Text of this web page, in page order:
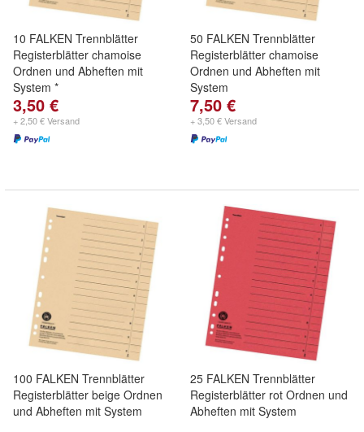
10 FALKEN Trennblätter
Registerblätter chamoise
Ordnen und Abheften mit
System *
3,50 €
+ 2,50 € Versand
50 FALKEN Trennblätter
Registerblätter chamoise
Ordnen und Abheften mit
System
7,50 €
+ 3,50 € Versand
100 FALKEN Trennblätter
Registerblätter beige Ordnen
und Abheften mit System
25 FALKEN Trennblätter
Registerblätter rot Ordnen und
Abheften mit System